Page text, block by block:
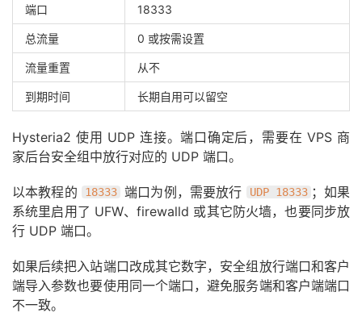
端口 18333
总流量 0 或按需设置
流量重置 从不
到期时间 长期自用可以留空
Hysteria2 使用 UDP 连接。端口确定后，需要在 VPS 商
家后台安全组中放行对应的 UDP 端口。
以本教程的 18333 端口为例，需要放行 UDP 18333 ；如果
系统里启用了 UFW、firewalld 或其它防火墙，也要同步放
行 UDP 端口。
如果后续把入站端口改成其它数字，安全组放行端口和客户
端导入参数也要使用同一个端口，避免服务端和客户端端口
不一致。